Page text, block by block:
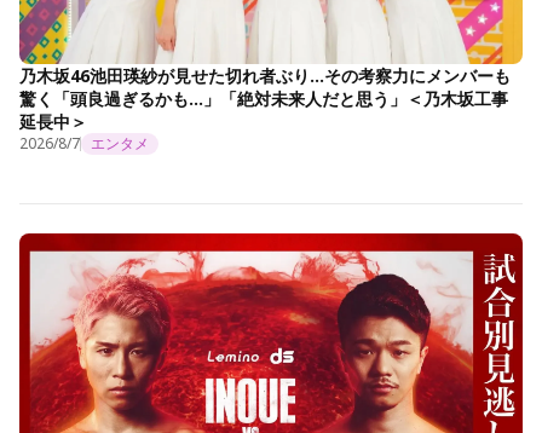
乃木坂46池田瑛紗が見せた切れ者ぶり…その考察力にメンバーも
驚く「頭良過ぎるかも…」「絶対未来人だと思う」＜乃木坂工事
延長中＞
2026/8/7 エンタメ